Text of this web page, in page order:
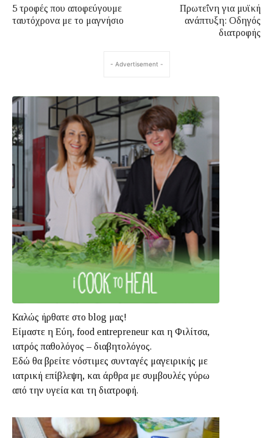
5 τροφές που αποφεύγουμε
ταυτόχρονα με το μαγνήσιο
Πρωτεΐνη για μυϊκή
ανάπτυξη: Οδηγός
διατροφής
- Advertisement -
Καλώς ήρθατε στο blog μας!
Είμαστε η Εύη, food entrepreneur και η Φιλίτσα,
ιατρός παθολόγος – διαβητολόγος.
Εδώ θα βρείτε νόστιμες συνταγές μαγειρικής με
ιατρική επίβλεψη, και άρθρα με συμβουλές γύρω
από την υγεία και τη διατροφή.